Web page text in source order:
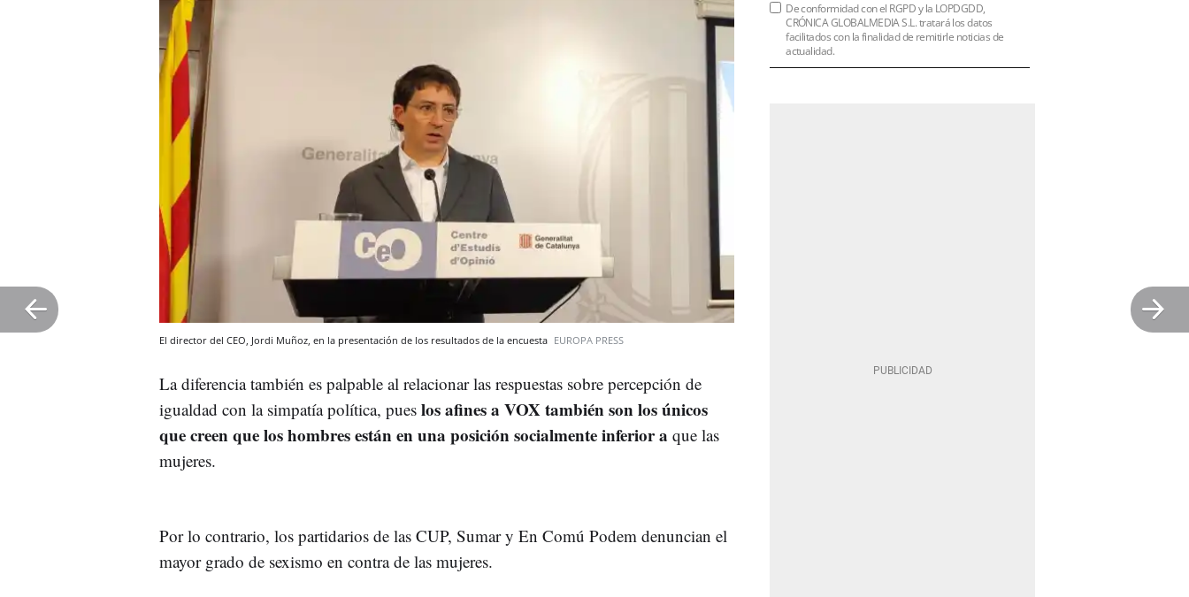
El director del CEO, Jordi Muñoz, en la presentación de los resultados de la encuesta EUROPA PRESS
La diferencia también es palpable al relacionar las respuestas sobre percepción de
igualdad con la simpatía política, pues los afines a VOX también son los únicos
que creen que los hombres están en una posición socialmente inferior a que las
mujeres.
Por lo contrario, los partidarios de las CUP, Sumar y En Comú Podem denuncian el
mayor grado de sexismo en contra de las mujeres.
De conformidad con el RGPD y la LOPDGDD,
CRÓNICA GLOBALMEDIA S.L. tratará los datos
facilitados con la finalidad de remitirle noticias de
actualidad.